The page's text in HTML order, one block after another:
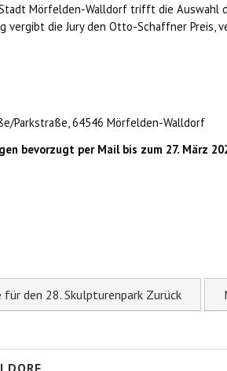
Mörfelden-Walldorf trifft die
die Jury den Otto-Schaffner Preis,
Parkstraße, 64546 Mörfelden-Walldorf
bevorzugt per Mail bis zum 27. März
für den 28. Skulpturenpark Zurück